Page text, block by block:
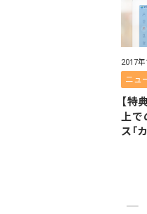
2017
ニュ
【特
上で
ス「